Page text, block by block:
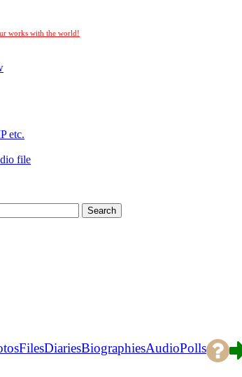
works with the world!
etc.
file
FilesDiariesBiographiesAudioPolls